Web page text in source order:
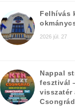
Felhívás
2026 júl. 27
Nappal
fesztivál
visszatér